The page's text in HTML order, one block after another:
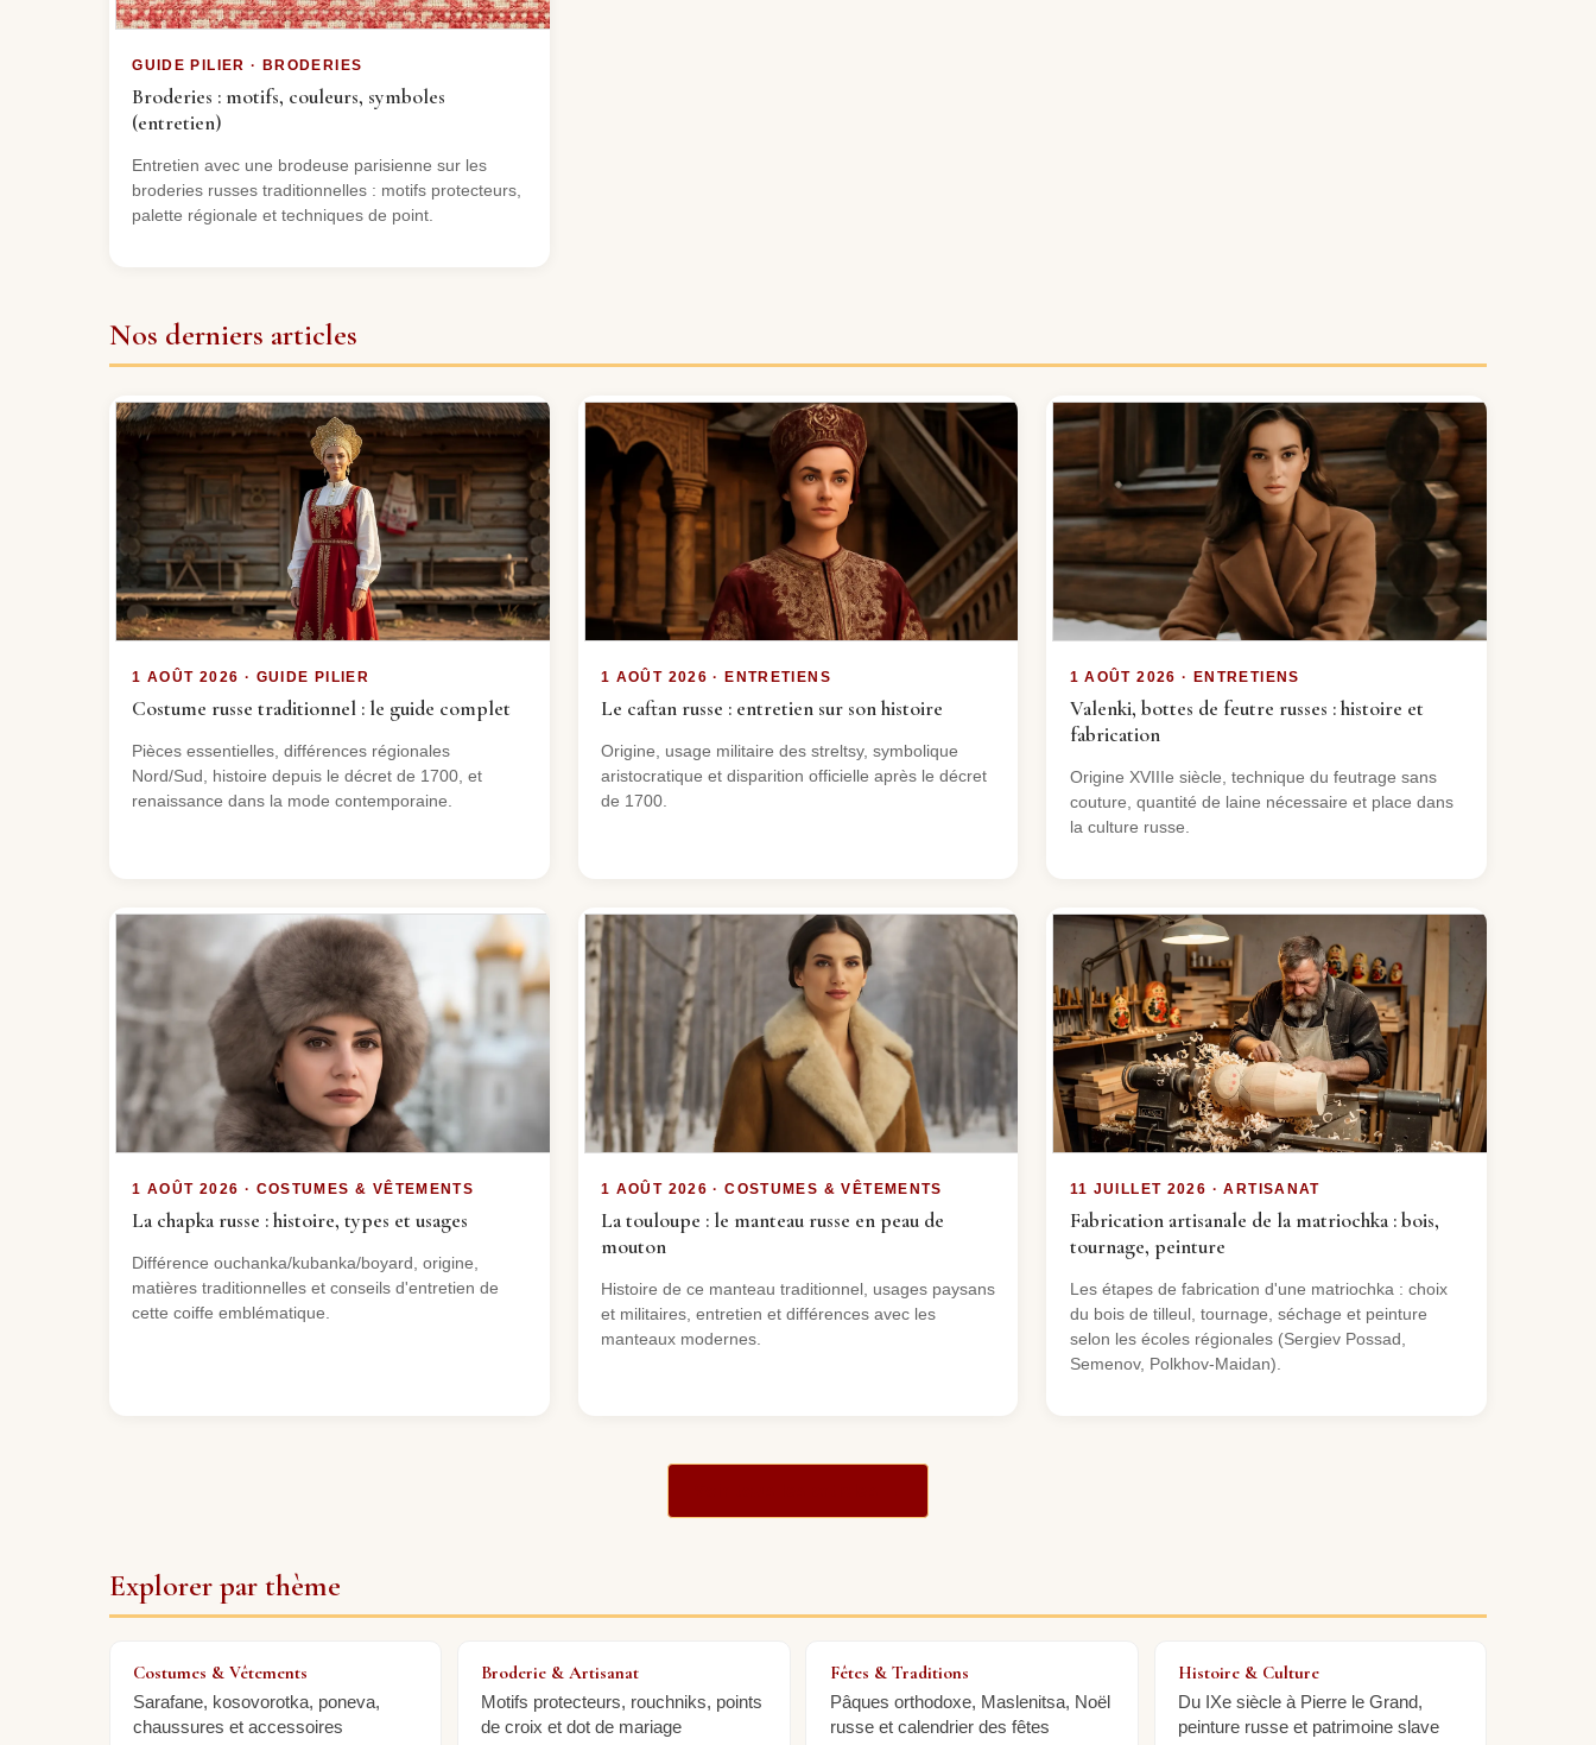
GUIDE PILIER · BRODERIES
Broderies : motifs, couleurs, symboles
(entretien)
Entretien avec une brodeuse parisienne sur les
broderies russes traditionnelles : motifs protecteurs,
palette régionale et techniques de point.
Nos derniers articles
1 AOÛT 2026 · GUIDE PILIER
Costume russe traditionnel : le guide complet
Pièces essentielles, différences régionales
Nord/Sud, histoire depuis le décret de 1700, et
renaissance dans la mode contemporaine.
1 AOÛT 2026 · ENTRETIENS
Le caftan russe : entretien sur son histoire
Origine, usage militaire des streltsy, symbolique
aristocratique et disparition officielle après le décret
de 1700.
1 AOÛT 2026 · ENTRETIENS
Valenki, bottes de feutre russes : histoire et
fabrication
Origine XVIIIe siècle, technique du feutrage sans
couture, quantité de laine nécessaire et place dans
la culture russe.
1 AOÛT 2026 · COSTUMES & VÊTEMENTS
La chapka russe : histoire, types et usages
Différence ouchanka/kubanka/boyard, origine,
matières traditionnelles et conseils d'entretien de
cette coiffe emblématique.
1 AOÛT 2026 · COSTUMES & VÊTEMENTS
La touloupe : le manteau russe en peau de
mouton
Histoire de ce manteau traditionnel, usages paysans
et militaires, entretien et différences avec les
manteaux modernes.
11 JUILLET 2026 · ARTISANAT
Fabrication artisanale de la matriochka : bois,
tournage, peinture
Les étapes de fabrication d'une matriochka : choix
du bois de tilleul, tournage, séchage et peinture
selon les écoles régionales (Sergiev Possad,
Semenov, Polkhov-Maidan).
Explorer par thème
Costumes & Vêtements
Sarafane, kosovorotka, poneva,
chaussures et accessoires
Broderie & Artisanat
Motifs protecteurs, rouchniks, points
de croix et dot de mariage
Fêtes & Traditions
Pâques orthodoxe, Maslenitsa, Noël
russe et calendrier des fêtes
Histoire & Culture
Du IXe siècle à Pierre le Grand,
peinture russe et patrimoine slave